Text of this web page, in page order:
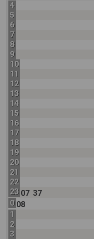
4
5
6
7
8
9
10
11
12
13
14
15
16
17
18
19
20
21
22
23 07 37
0 08
1
2
3